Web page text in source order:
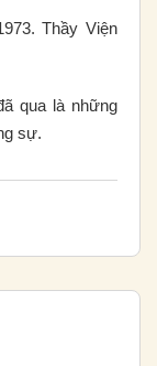
Thầy Viện
qua là những
sự.